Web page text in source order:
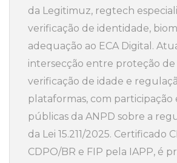
da Legitimuz, regtech
verificação de identidade,
adequação ao ECA Digital.
intersecção entre proteção de
verificação de idade e
plataformas, com participação
públicas da ANPD sobre a
da Lei 15.211/2025. Certificado
CDPO/BR e FIP pela IAPP, é